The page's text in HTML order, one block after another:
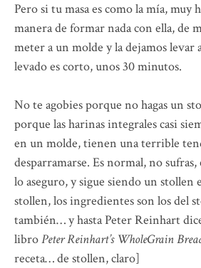
Pero si tu masa es como la mía, muy
manera de formar nada con ella, de
meter a un molde y la dejamos levar
levado es corto, unos 30 minutos.
No te agobies porque no hagas un
porque las harinas integrales casi
en un molde, tienen una terrible
desparramarse. Es normal, no
lo aseguro, y sigue siendo un stollen
stollen, los ingredientes son los del
también… y hasta Peter Reinhart
libroPeter Reinhart’s WholeGrain
receta… de stollen, claro]